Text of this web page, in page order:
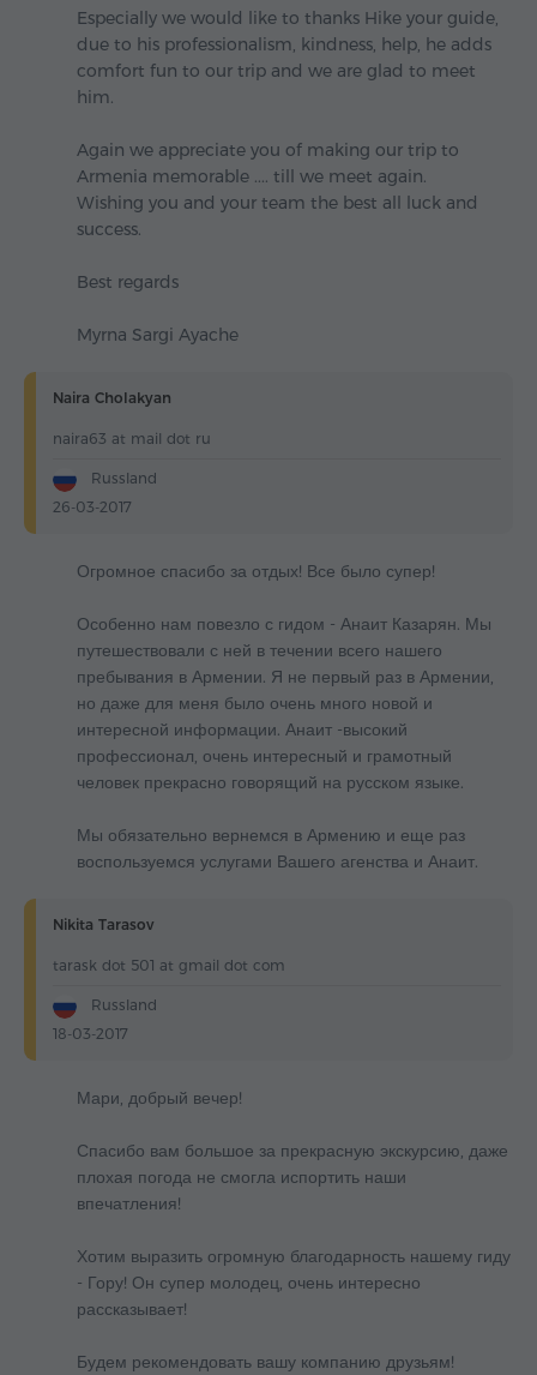
Especially we would like to thanks Hike your guide,
due to his professionalism, kindness, help, he adds
comfort fun to our trip and we are glad to meet
him.
Again we appreciate you of making our trip to
Armenia memorable .... till we meet again.
Wishing you and your team the best all luck and
success.
Best regards
Myrna Sargi Ayache
Naira Cholakyan
naira63 at mail dot ru
Russland
26-03-2017
Огромное спасибо за отдых! Все было супер!
Особенно нам повезло с гидом - Анаит Казарян. Мы
путешествовали с ней в течении всего нашего
пребывания в Армении. Я не первый раз в Армении,
но даже для меня было очень много новой и
интересной информации. Анаит -высокий
профессионал, очень интересный и грамотный
человек прекрасно говорящий на русском языке.
Мы обязательно вернемся в Армению и еще раз
воспользуемся услугами Вашего агенства и Анаит.
Nikita Tarasov
tarask dot 501 at gmail dot com
Russland
18-03-2017
Мари, добрый вечер!
Спасибо вам большое за прекрасную экскурсию, даже
плохая погода не смогла испортить наши
впечатления!
Хотим выразить огромную благодарность нашему гиду
- Гору! Он супер молодец, очень интересно
рассказывает!
Будем рекомендовать вашу компанию друзьям!